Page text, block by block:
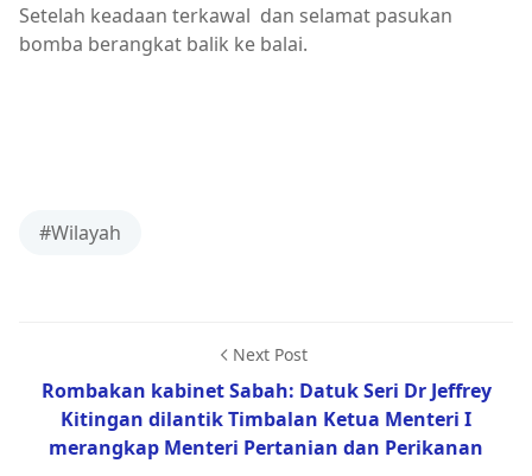
Setelah keadaan terkawal dan selamat pasukan
bomba berangkat balik ke balai.
#Wilayah
Next Post
Rombakan kabinet Sabah: Datuk Seri Dr Jeffrey
Kitingan dilantik Timbalan Ketua Menteri I
merangkap Menteri Pertanian dan Perikanan